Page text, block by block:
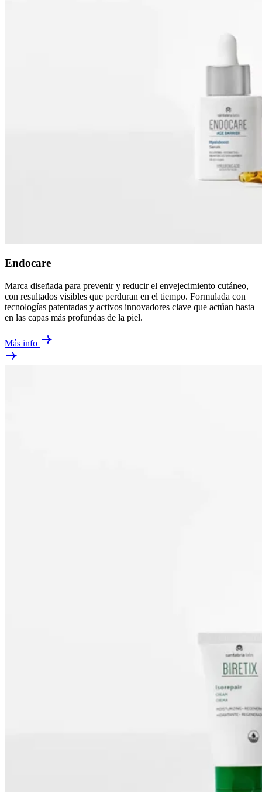
Endocare
Marca diseñada para prevenir y reducir el envejecimiento cutáneo,
con resultados visibles que perduran en el tiempo. Formulada con
tecnologías patentadas y activos innovadores clave que actúan hasta
en las capas más profundas de la piel.
Más info